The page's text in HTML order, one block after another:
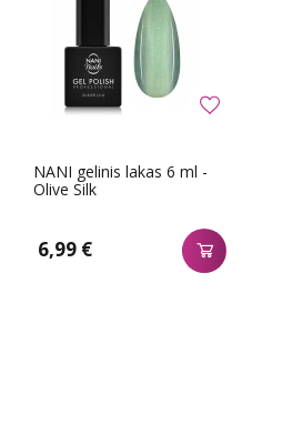
NANI gelinis lakas 6 ml -
Olive Silk
6,99 €